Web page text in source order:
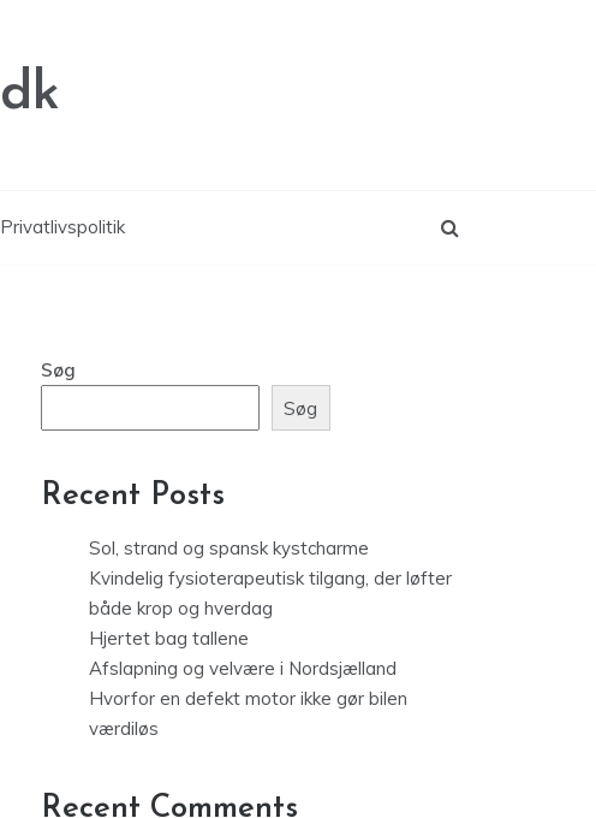
Privatlivspolitik
Søg
Søg
Recent Posts
Sol, strand og spansk kystcharme
Kvindelig fysioterapeutisk tilgang, der løfter
både krop og hverdag
Hjertet bag tallene
Afslapning og velvære i Nordsjælland
Hvorfor en defekt motor ikke gør bilen
værdiløs
Recent Comments